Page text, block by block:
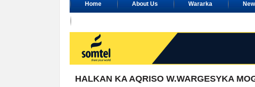
Home About Us Wararka
HALKAN KA AQRISO W.WARGESYKA